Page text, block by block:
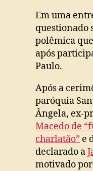
Em uma
questionado
polêmica
após
Paulo.
Após a
paróquia
Ângela, ex-
Macedo de
charlatão” e
declarado a
motivado